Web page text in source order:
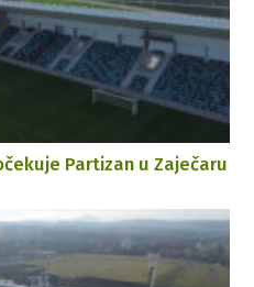
Partizan u Zaječaru